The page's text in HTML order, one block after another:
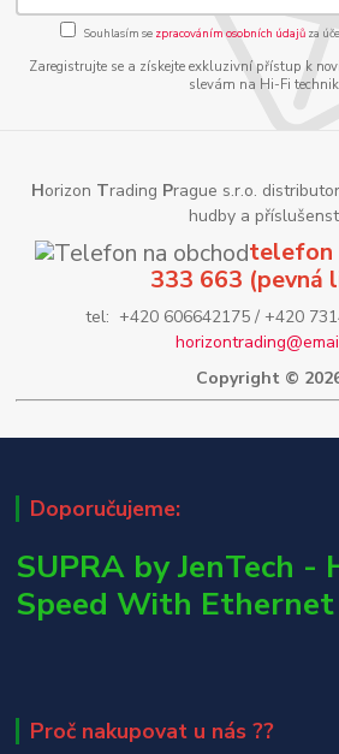
Souhlasím se zpracováním osobních údajůza
Zaregistrujte se a získejte exkluzivní přístup k
slevám na Hi-Fi
Horizon Trading Prague s.r.o.
hudby a
telefon
333 663 (pevná
tel: +420 606642175 / +420
Copyright ©
Doporučujeme:
SUPRA by JenTech -
Speed With Ethernet
Proč nakupovat u nás ??